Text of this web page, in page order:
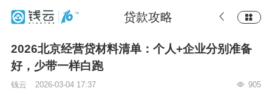
贷款攻略
2026北京经营贷材料清单：个人+企业分别准备
好，少带一样白跑
钱云 2026-03-04 17:37 905